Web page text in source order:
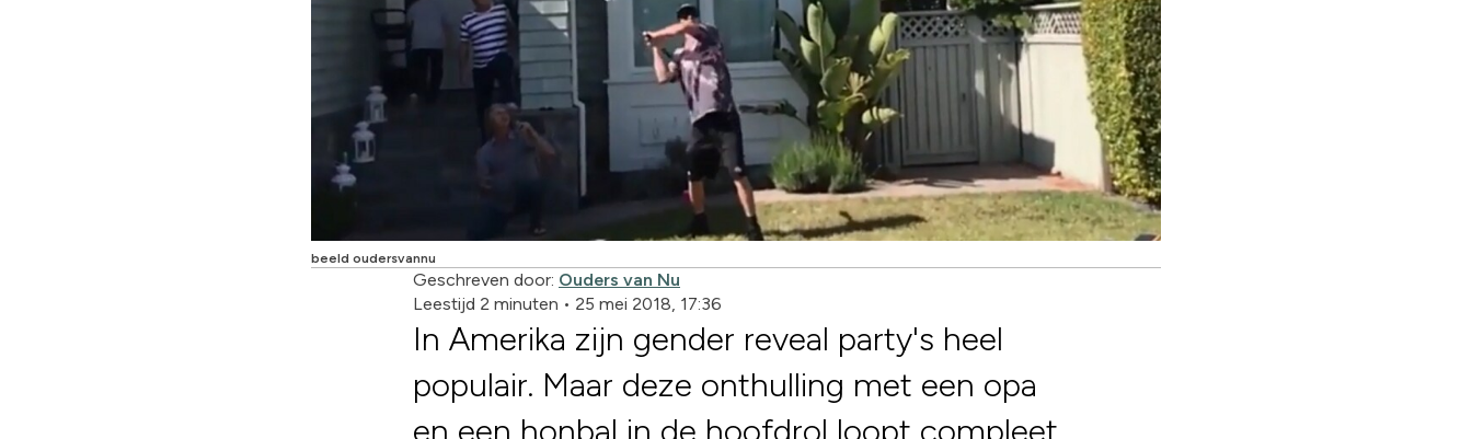
beeld oudersvannu
Geschreven door: Ouders van Nu
Leestijd 2 minuten • 25 mei 2018, 17:36
In Amerika zijn gender reveal party's heel
populair. Maar deze onthulling met een opa
en een honbal in de hoofdrol loopt compleet